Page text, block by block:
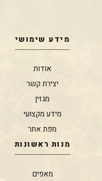
מידע שימושי
אודות
יצירת קשר
מגזין
מידע מקצועי
מפת אתר
מנות ראשונות
מאפים